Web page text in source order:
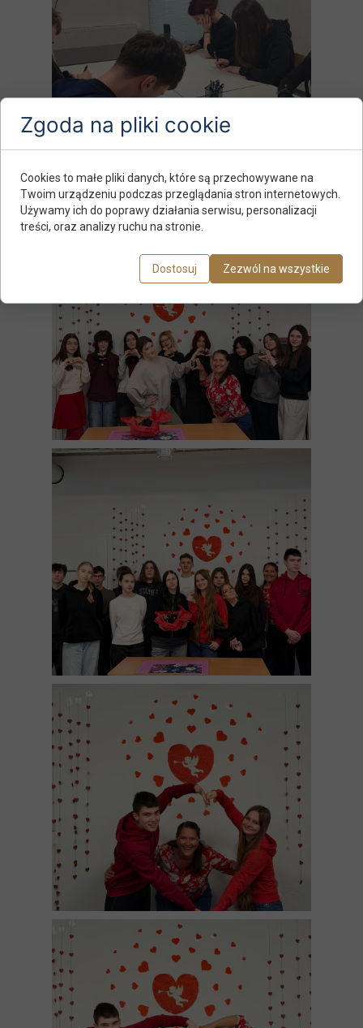
Zgoda na pliki cookie
Cookies to małe pliki danych, które są przechowywane na
Twoim urządzeniu podczas przeglądania stron internetowych.
Używamy ich do poprawy działania serwisu, personalizacji
treści, oraz analizy ruchu na stronie.
Dostosuj Zezwól na wszystkie